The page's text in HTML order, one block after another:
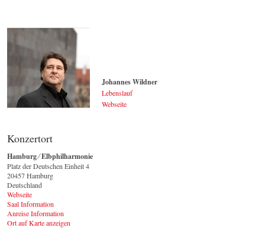
Johannes Wildner
Lebenslauf
Webseite
Konzertort
Hamburg ⁄ Elbphilharmonie
Platz der Deutschen Einheit 4
20457 Hamburg
Deutschland
Webseite
Saal Information
Anreise Information
Ort auf Karte anzeigen